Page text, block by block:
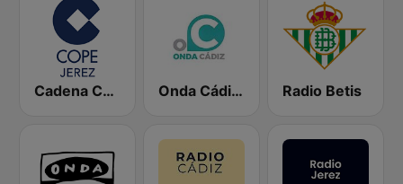
Cadena COPE Jerez Onda Cádiz Radio Radio Betis